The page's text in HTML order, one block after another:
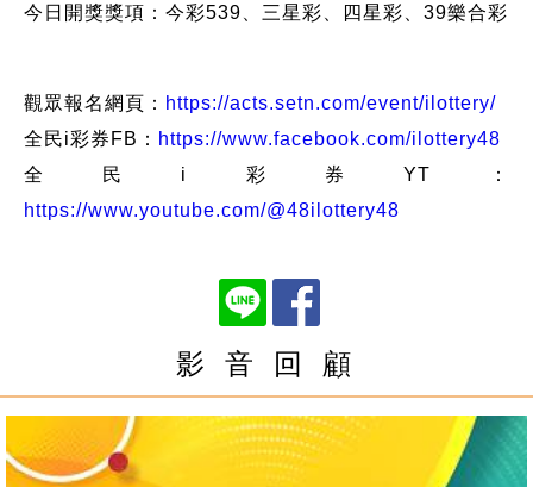
今日開獎獎項：今彩539、三星彩、四星彩、39樂合彩
觀眾報名網頁： https://acts.setn.com/event/ilottery/
全民i彩券FB： https://www.facebook.com/ilottery48
全民i彩券YT：
https://www.youtube.com/@48ilottery48
影 音 回 顧